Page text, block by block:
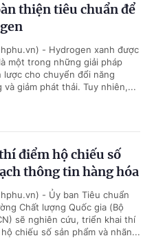
thiện tiêu chuẩn để
- Hydrogen xanh được
một trong những giải pháp
lược cho chuyển đổi năng
và giảm phát thải. Tuy nhiên,...
điểm hộ chiếu số
thông tin hàng hóa
- Ủy ban Tiêu chuẩn
Chất lượng Quốc gia (Bộ
sẽ nghiên cứu, triển khai thí
chiếu số sản phẩm và nhãn...